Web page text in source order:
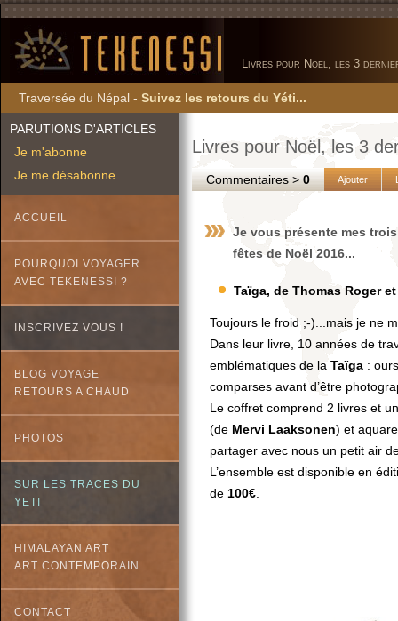
Livres pour Noël, les 3
Traversée du Népal - Suivez les retours du Yéti...
PARUTIONS D'ARTICLES
Je m'abonne
Je me désabonne
ACCUEIL
POURQUOI VOYAGER
AVEC TEKENESSI ?
INSCRIVEZ VOUS !
BLOG VOYAGE
RETOURS A CHAUD
PHOTOS
SUR LES TRACES DU
YETI
HIMALAYAN ART
ART CONTEMPORAIN
CONTACT
Livres pour Noël, les 3
Commentaires >0 Ajouter
Je vous présente mes
fêtes de Noël 2016...
Taïga, de Thomas Roger
Toujours le froid ;-)...mais je ne
Dans leur livre, 10 années de
emblématiques de la Taïga :
comparses avant d’être
Le coffret comprend 2 livres et
(de Mervi Laaksonen) et
partager avec nous un petit air
L’ensemble est disponible en
de 100€